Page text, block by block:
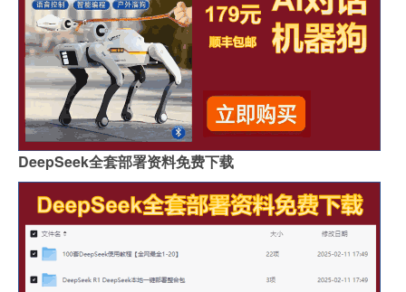
DeepSeek全套部署资料免费下载